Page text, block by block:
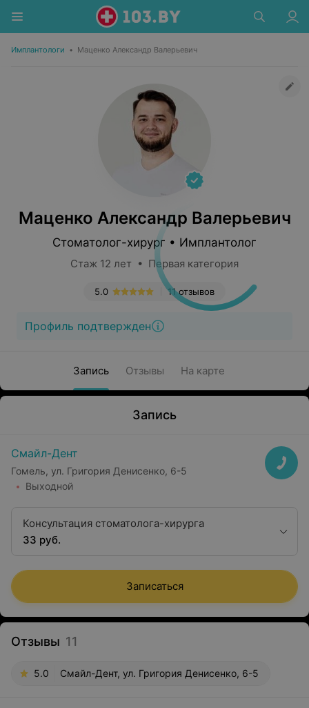
Имплантологи • Маценко Александр Валерьевич
Маценко Александр Валерьевич
Стоматолог-хирург • Имплантолог
Стаж 12 лет • Первая категория
11 отзывов
5.0
Профиль подтвержден
Запись Отзывы На карте
Запись
Смайл-Дент
Гомель, ул. Григория Денисенко, 6-5
Выходной
Консультация стоматолога-хирурга
33 руб.
Записаться
Отзывы 11
5.0 Смайл-Дент, ул. Григория Денисенко, 6-5